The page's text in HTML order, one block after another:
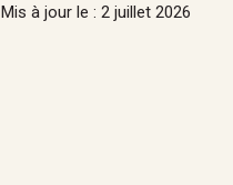
Mis à jour le : 2 juillet 2026